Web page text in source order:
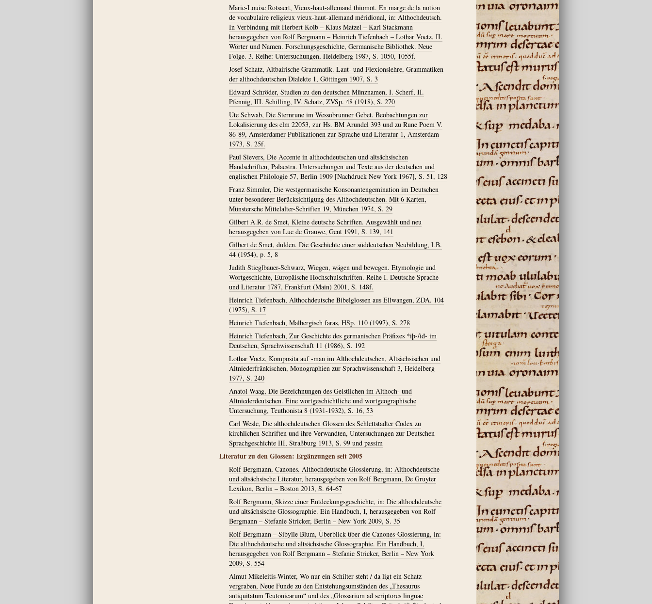
Marie-Louise Rotsaert, Vieux-haut-allemand thiomōt. En marge de la notion
de vocabulaire religieux vieux-haut-allemand méridional, in: Althochdeutsch.
In Verbindung mit Herbert Kolb – Klaus Matzel – Karl Stackmann
herausgegeben von Rolf Bergmann – Heinrich Tiefenbach – Lothar Voetz, II.
Wörter und Namen. Forschungsgeschichte, Germanische Bibliothek. Neue
Folge. 3. Reihe: Untersuchungen, Heidelberg 1987, S. 1050, 1055f.
Josef Schatz, Altbairische Grammatik. Laut- und Flexionslehre, Grammatiken
der althochdeutschen Dialekte 1, Göttingen 1907, S. 3
Edward Schröder, Studien zu den deutschen Münznamen, I. Scherf, II.
Pfennig, III. Schilling, IV. Schatz, ZVSp. 48 (1918), S. 270
Ute Schwab, Die Sternrune im Wessobrunner Gebet. Beobachtungen zur
Lokalisierung des clm 22053, zur Hs. BM Arundel 393 und zu Rune Poem V.
86-89, Amsterdamer Publikationen zur Sprache und Literatur 1, Amsterdam
1973, S. 25f.
Paul Sievers, Die Accente in althochdeutschen und altsächsischen
Handschriften, Palaestra. Untersuchungen und Texte aus der deutschen und
englischen Philologie 57, Berlin 1909 [Nachdruck New York 1967], S. 51, 128
Franz Simmler, Die westgermanische Konsonantengemination im Deutschen
unter besonderer Berücksichtigung des Althochdeutschen. Mit 6 Karten,
Münstersche Mittelalter-Schriften 19, München 1974, S. 29
Gilbert A.R. de Smet, Kleine deutsche Schriften. Ausgewählt und neu
herausgegeben von Luc de Grauwe, Gent 1991, S. 139, 141
Gilbert de Smet, dulden. Die Geschichte einer süddeutschen Neubildung, LB.
44 (1954), p. 5, 8
Judith Stieglbauer-Schwarz, Wiegen, wägen und bewegen. Etymologie und
Wortgeschichte, Europäische Hochschulschriften. Reihe I. Deutsche Sprache
und Literatur 1787, Frankfurt (Main) 2001, S. 148f.
Heinrich Tiefenbach, Althochdeutsche Bibelglossen aus Ellwangen, ZDA. 104
(1975), S. 17
Heinrich Tiefenbach, Malbergisch faras, HSp. 110 (1997), S. 278
Heinrich Tiefenbach, Zur Geschichte des germanischen Präfixes *iþ-/iđ- im
Deutschen, Sprachwissenschaft 11 (1986), S. 192
Lothar Voetz, Komposita auf -man im Althochdeutschen, Altsächsischen und
Altniederfränkischen, Monographien zur Sprachwissenschaft 3, Heidelberg
1977, S. 240
Anatol Waag, Die Bezeichnungen des Geistlichen im Althoch- und
Altniederdeutschen. Eine wortgeschichtliche und wortgeographische
Untersuchung, Teuthonista 8 (1931-1932), S. 16, 53
Carl Wesle, Die althochdeutschen Glossen des Schlettstadter Codex zu
kirchlichen Schriften und ihre Verwandten, Untersuchungen zur Deutschen
Sprachgeschichte III, Straßburg 1913, S. 99 und passim
Literatur zu den Glossen: Ergänzungen seit 2005
Rolf Bergmann, Canones. Althochdeutsche Glossierung, in: Althochdeutsche
und altsächsische Literatur, herausgegeben von Rolf Bergmann, De Gruyter
Lexikon, Berlin – Boston 2013, S. 64-67
Rolf Bergmann, Skizze einer Entdeckungsgeschichte, in: Die althochdeutsche
und altsächsische Glossographie. Ein Handbuch, I, herausgegeben von Rolf
Bergmann – Stefanie Stricker, Berlin – New York 2009, S. 35
Rolf Bergmann – Sibylle Blum, Überblick über die Canones-Glossierung, in:
Die althochdeutsche und altsächsische Glossographie. Ein Handbuch, I,
herausgegeben von Rolf Bergmann – Stefanie Stricker, Berlin – New York
2009, S. 554
Almut Mikeleitis-Winter, Wo nur ein Schilter steht / da ligt ein Schatz
vergraben, Neue Funde zu den Entstehungsumständen des „Thesaurus
antiquitatum Teutonicarum“ und des „Glossarium ad scriptores linguae